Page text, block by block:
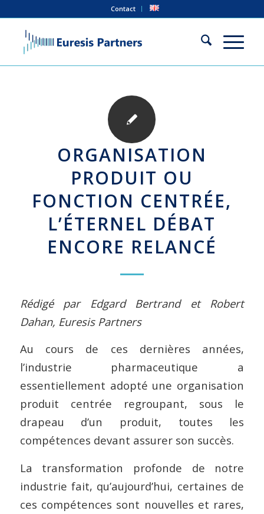
Contact
ORGANISATION
PRODUIT OU
FONCTION CENTRÉE,
L’ÉTERNEL DÉBAT
ENCORE RELANCÉ
Rédigé par Edgard Bertrand et Robert
Dahan, Euresis Partners
Au cours de ces dernières années,
l’industrie pharmaceutique a
essentiellement adopté une organisation
produit centrée regroupant, sous le
drapeau d’un produit, toutes les
compétences devant assurer son succès.
La transformation profonde de notre
industrie fait, qu’aujourd’hui, certaines de
ces compétences sont nouvelles et rares,